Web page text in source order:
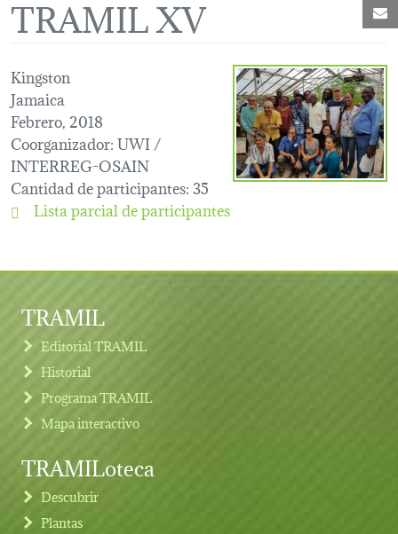
TRAMIL XV
Kingston
Jamaica
Febrero, 2018
Coorganizador: UWI /
INTERREG-OSAIN
Cantidad de participantes: 35
Lista parcial de participantes
TRAMIL
Editorial TRAMIL
Historial
Programa TRAMIL
Mapa interactivo
TRAMILoteca
Descubrir
Plantas